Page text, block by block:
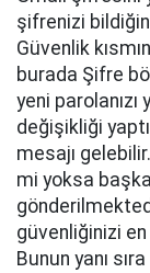
şifrenizi
Güvenlik
burada Şifre
yeni
değişikliği
mesajı
mi yoksa
güvenliğinizi
Bunun yanı